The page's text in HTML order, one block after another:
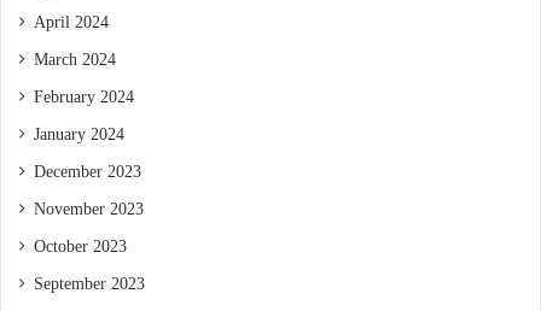
April 2024
March 2024
February 2024
January 2024
December 2023
November 2023
October 2023
September 2023